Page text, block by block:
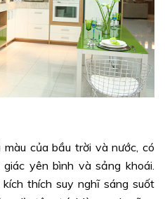
của bầu trời và nước, có
yên bình và sảng khoái.
thích suy nghĩ sáng suốt